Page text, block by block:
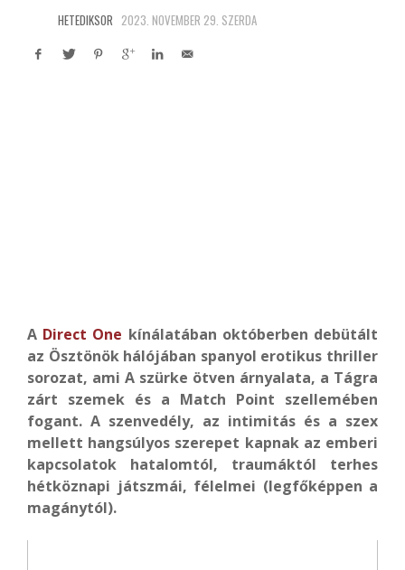
HETEDIKSOR 2023. NOVEMBER 29. SZERDA
A Direct One kínálatában októberben debütált
az Ösztönök hálójában spanyol erotikus thriller
sorozat, ami A szürke ötven árnyalata, a Tágra
zárt szemek és a Match Point szellemében
fogant. A szenvedély, az intimitás és a szex
mellett hangsúlyos szerepet kapnak az emberi
kapcsolatok hatalomtól, traumáktól terhes
hétköznapi játszmái, félelmei (legfőképpen a
magánytól).